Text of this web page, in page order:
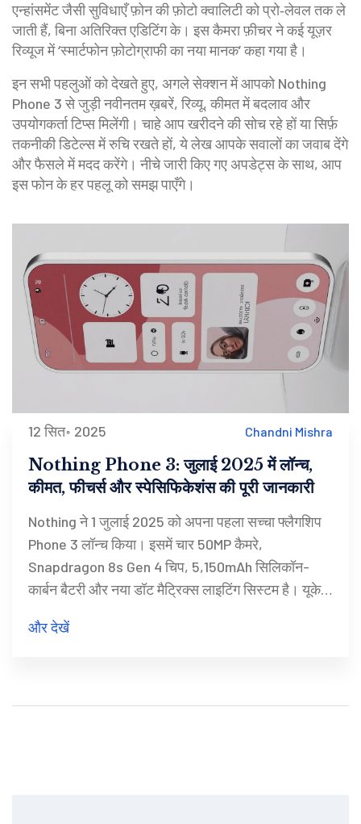
एन्हांसमेंट जैसी सुविधाएँ फ़ोन की फ़ोटो क्वालिटी को प्रो‑लेवल तक ले
जाती हैं, बिना अतिरिक्त एडिटिंग के। इस कैमरा फ़ीचर ने कई यूज़र
रिव्यूज में ‘स्मार्टफोन फ़ोटोग्राफी का नया मानक’ कहा गया है।
इन सभी पहलुओं को देखते हुए, अगले सेक्शन में आपको Nothing
Phone 3 से जुड़ी नवीनतम ख़बरें, रिव्यू, कीमत में बदलाव और
उपयोगकर्ता टिप्स मिलेंगी। चाहे आप खरीदने की सोच रहे हों या सिर्फ़
तकनीकी डिटेल्स में रुचि रखते हों, ये लेख आपके सवालों का जवाब देंगे
और फैसले में मदद करेंगे। नीचे जारी किए गए अपडेट्स के साथ, आप
इस फोन के हर पहलू को समझ पाएँगे।
12 सित॰ 2025 Chandni Mishra
Nothing Phone 3: जुलाई 2025 में लॉन्च,
कीमत, फीचर्स और स्पेसिफिकेशंस की पूरी जानकारी
Nothing ने 1 जुलाई 2025 को अपना पहला सच्चा फ्लैगशिप
Phone 3 लॉन्च किया। इसमें चार 50MP कैमरे,
Snapdragon 8s Gen 4 चिप, 5,150mAh सिलिकॉन-
कार्बन बैटरी और नया डॉट मैट्रिक्स लाइटिंग सिस्टम है। यूके में
जुलाई से प्री-ऑर्डर और 15 जुलाई से बिक्री शुरू। KEF के
और देखें